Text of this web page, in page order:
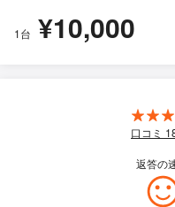
1台 ¥10,000
口コミ
返答の